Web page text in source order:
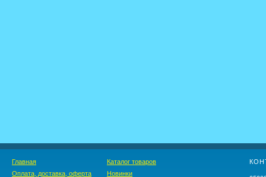
Главная
Оплата, доставка, оферта
Каталог товаров
Новинки